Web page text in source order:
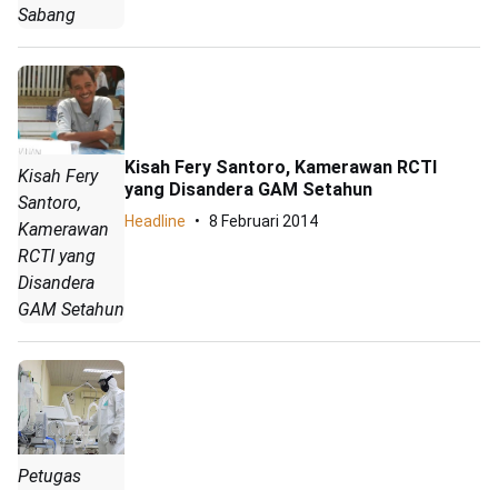
Sabang
Kisah Fery
Santoro,
Kamerawan
RCTI yang
Disandera
GAM Setahun
Kisah Fery Santoro, Kamerawan RCTI
yang Disandera GAM Setahun
Headline 8 Februari 2014
Petugas